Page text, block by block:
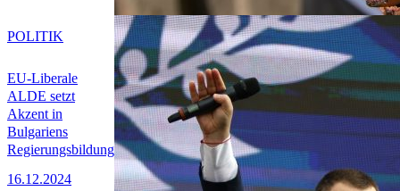
EU-Liberale
ALDE setzt
Akzent in
Bulgariens
Regierungsbildung
16.12.2024
POLITIK